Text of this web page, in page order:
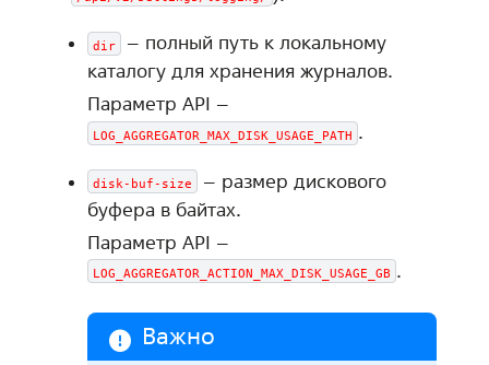
dir
– полный путь к локальному
каталогу для хранения журналов.
Параметр API –
LOG_AGGREGATOR_MAX_DISK_USAGE_PATH .
disk-buf-size
– размер дискового
буфера в байтах.
Параметр API –
LOG_AGGREGATOR_ACTION_MAX_DISK_USAGE_GB
Важно